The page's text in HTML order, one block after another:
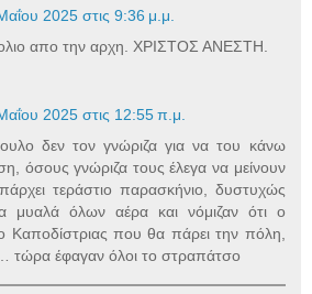
2025 στις 9:36 μ.μ.
απο την αρχη. ΧΡΙΣΤΟΣ ΑΝΕΣΤΗ.
2025 στις 12:55 π.μ.
δεν τον γνώριζα για να του κάνω
όσους γνώριζα τους έλεγα να μείνουν
τεράστιο παρασκήνιο, δυστυχώς
μυαλά όλων αέρα και νόμιζαν ότι ο
ο Καποδίστριας που θα πάρει την πόλη,
τώρα έφαγαν όλοι το στραπάτσο